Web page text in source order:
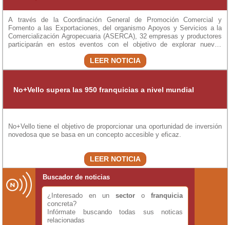
A través de la Coordinación General de Promoción Comercial y
Fomento a las Exportaciones, del organismo Apoyos y Servicios a la
Comercialización Agropecuaria (ASERCA), 32 empresas y productores
participarán en estos eventos con el objetivo de explorar nuevos
mercados y contactar nuevos clientes.
LEER NOTICIA
No+Vello supera las 950 franquicias a nivel mundial
No+Vello tiene el objetivo de proporcionar una oportunidad de inversión
novedosa que se basa en un concepto accesible y eficaz.
LEER NOTICIA
Buscador de noticias
¿Interesado en un sector o franquicia
concreta?
Infórmate buscando todas sus noticas
relacionadas